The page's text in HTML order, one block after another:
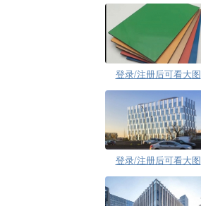
登录/注册后可看大图
登录/注册后可看大图